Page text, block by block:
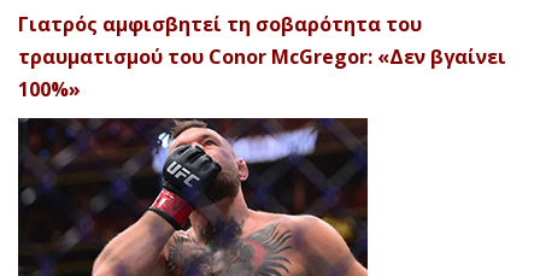
Γιατρός αμφισβητεί τη σοβαρότητα του
τραυματισμού του Conor McGregor: «Δεν βγαίνει
100%»